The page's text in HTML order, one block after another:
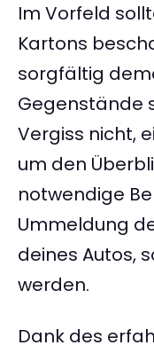
Im Vorfeld
Kartons
sorgfältig
Gegenstände
Vergiss nicht,
um den
notwendige
Ummeldung
deines Autos,
werden.
Dank des